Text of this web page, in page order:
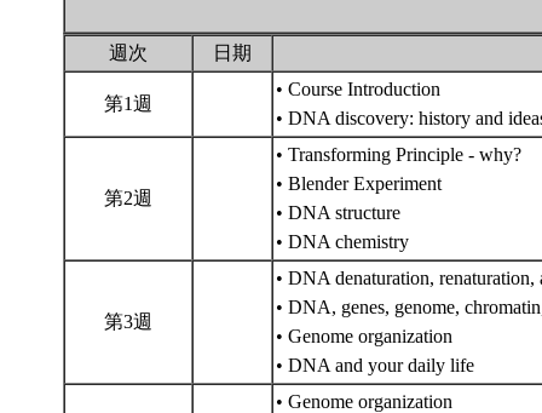
週次 日期
第1週
• Course Introduction
• DNA discovery: history and
第2週
• Transforming Principle - why?
• Blender Experiment
• DNA structure
• DNA chemistry
第3週
• DNA denaturation,
• DNA, genes, genome,
• Genome organization
• DNA and your daily life
• Genome organization